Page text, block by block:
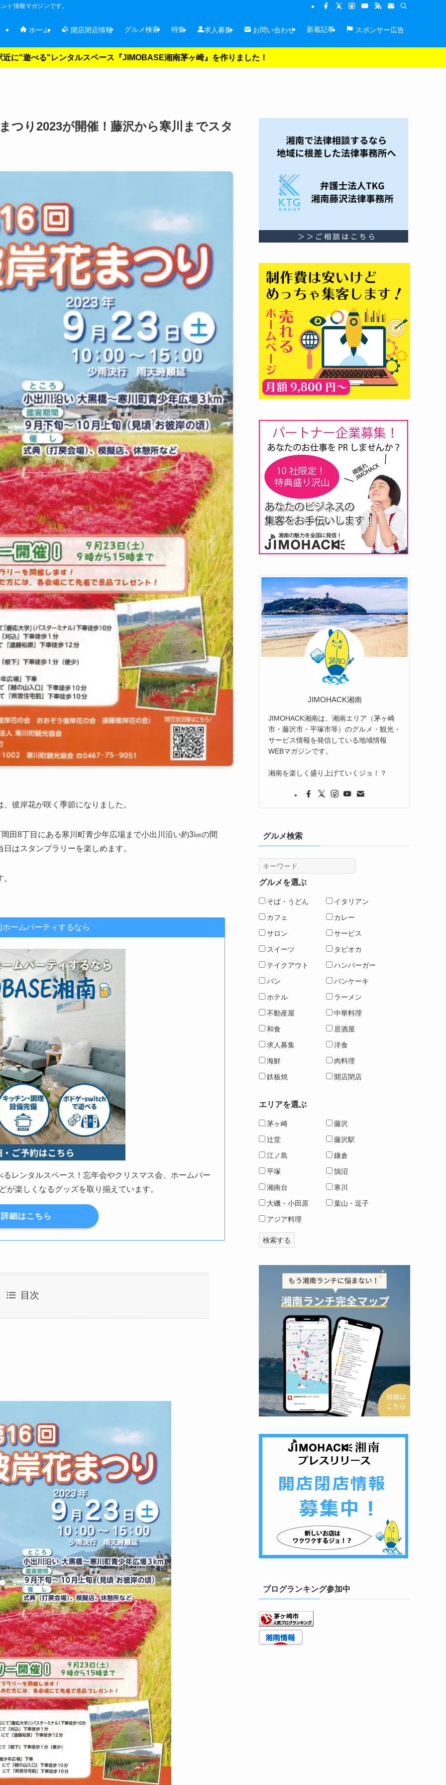
ト情報マガジンです。
ホーム 開店閉店情報 グルメ検索 特集 求人募集 お問い合わせ 新着記事 スポンサー広告
近に"遊べる"レンタルスペース『JIMOBASE湘南茅ヶ崎』を作りました！
つり2023が開催！藤沢から寒川までスタ
彼岸花が咲く季節になりました。
田8丁目にある寒川町青少年広場まで小出川沿い約3㎞の間
はスタンプラリーを楽しめます。
ームパーティするなら
レンタルスペース！忘年会やクリスマス会、ホームパー
が楽しくなるグッズを取り揃えています。
詳細はこちら
目次
JIMOHACK湘南
JIMOHACK湘南は、湘南エリア（茅ヶ崎
市・藤沢市・平塚市等）のグルメ・観光・
サービス情報を発信している地域情報
WEBマガジンです。
湘南を楽しく盛り上げていくジョ！？
グルメ検索
グルメを選ぶ
そば・うどん
イタリアン
カフェ
カレー
サロン
サービス
スイーツ
タピオカ
テイクアウト
ハンバーガー
パン
パンケーキ
ホテル
ラーメン
不動産屋
中華料理
和食
居酒屋
求人募集
洋食
海鮮
肉料理
鉄板焼
開店閉店
エリアを選ぶ
茅ヶ崎
藤沢
辻堂
藤沢駅
江ノ島
鎌倉
平塚
鵠沼
湘南台
寒川
大磯・小田原
葉山・逗子
アジア料理
ブログランキング参加中